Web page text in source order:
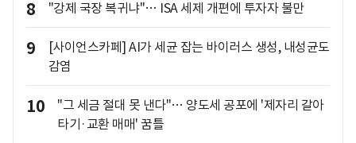
8 "강제 국장 복귀냐"… ISA 세제 개편에 투자자 불만
9
[사이언스카페] AI가 세균 잡는 바이러스 생성, 내성균도
감염
10
"그 세금 절대 못 낸다"… 양도세 공포에 '제자리 갈아
타기·교환 매매' 꿈틀